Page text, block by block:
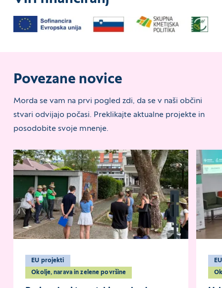
Povezane novice
Morda se vam na prvi pogled zdi, da se v naši občini
stvari odvijajo počasi. Preklikajte aktualne projekte in
posodobite svoje mnenje.
EU projekti
Okolje, narava in zelene površine